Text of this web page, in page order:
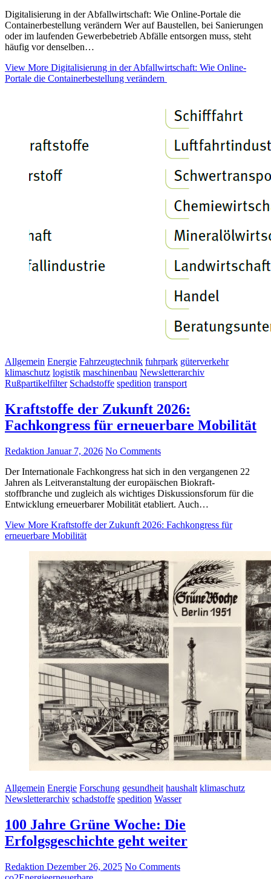
Digitalisierung in der Abfallwirtschaft: Wie Online-Portale die
Containerbestellung verändern Wer auf Baustellen, bei Sanierungen
oder im laufenden Gewerbebetrieb Abfälle entsorgen muss, steht
häufig vor denselben…
View More Digitalisierung in der Abfallwirtschaft: Wie Online-
Portale die Containerbestellung verändern
Allgemein Energie Fahrzeugtechnik fuhrpark güterverkehr
klimaschutz logistik maschinenbau Newsletterarchiv
Rußpartikelfilter Schadstoffe spedition transport
Kraftstoffe der Zukunft 2026:
Fachkongress für erneuerbare Mobilität
Redaktion Januar 7, 2026 No Comments
Der Internationale Fachkongress hat sich in den vergangenen 22
Jahren als Leitveranstaltung der europäischen Biokraft-
stoffbranche und zugleich als wichtiges Diskussionsforum für die
Entwicklung erneuerbarer Mobilität etabliert. Auch…
View More Kraftstoffe der Zukunft 2026: Fachkongress für
erneuerbare Mobilität
Allgemein Energie Forschung gesundheit haushalt klimaschutz
Newsletterarchiv schadstoffe spedition Wasser
100 Jahre Grüne Woche: Die
Erfolgsgeschichte geht weiter
Redaktion Dezember 26, 2025 No Comments